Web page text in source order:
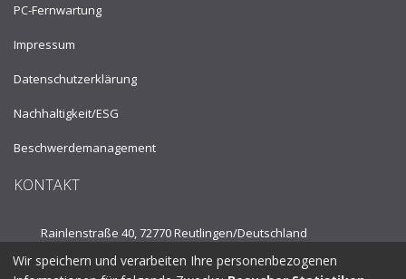
PC-Fernwartung
Impressum
Datenschutzerklärung
Nachhaltigkeit/ESG
Beschwerdemanagement
KONTAKT
Rainlenstraße 40, 72770 Reutlingen/Deutschland
Tel.: +49 7121 53910
Wir speichern und verarbeiten Ihre personenbezogenen